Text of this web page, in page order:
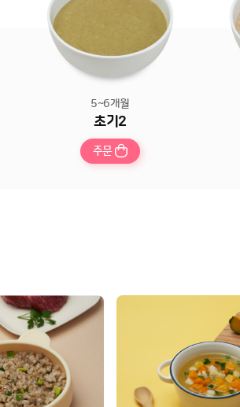
5~6개월
초기2
주문